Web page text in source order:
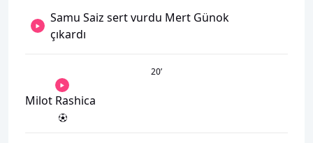
Samu Saiz sert vurdu Mert Günok
çıkardı
20’
Milot Rashica